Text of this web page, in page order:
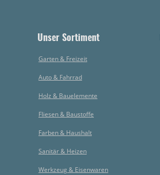
Unser Sortiment
Garten & Freizeit
Auto & Fahrrad
Holz & Bauelemente
Fliesen & Baustoffe
Farben & Haushalt
Sanitär & Heizen
Werkzeug & Eisenwaren